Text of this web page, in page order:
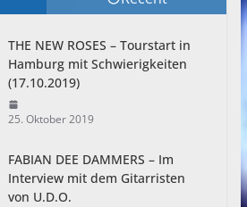
THE NEW ROSES – Tourstart in
Hamburg mit Schwierigkeiten
(17.10.2019)
25. Oktober 2019
FABIAN DEE DAMMERS – Im
Interview mit dem Gitarristen
von U.D.O.